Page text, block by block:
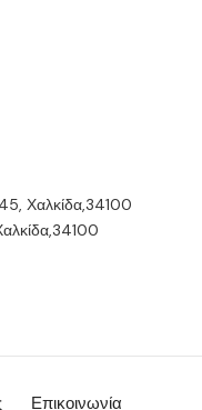
Χαλκίδα,34100
Επικοινωνία